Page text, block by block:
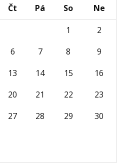
Čt Pá So
Ne
1
2
6 7 8
9
13 14 15
16
20 21 22
23
27 28 29
30